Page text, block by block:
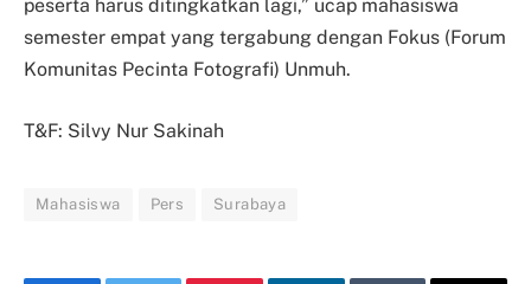
peserta harus ditingkatkan lagi,” ucap mahasiswa
semester empat yang tergabung dengan Fokus (Forum
Komunitas Pecinta Fotografi) Unmuh.
T&F: Silvy Nur Sakinah
Mahasiswa Pers Surabaya